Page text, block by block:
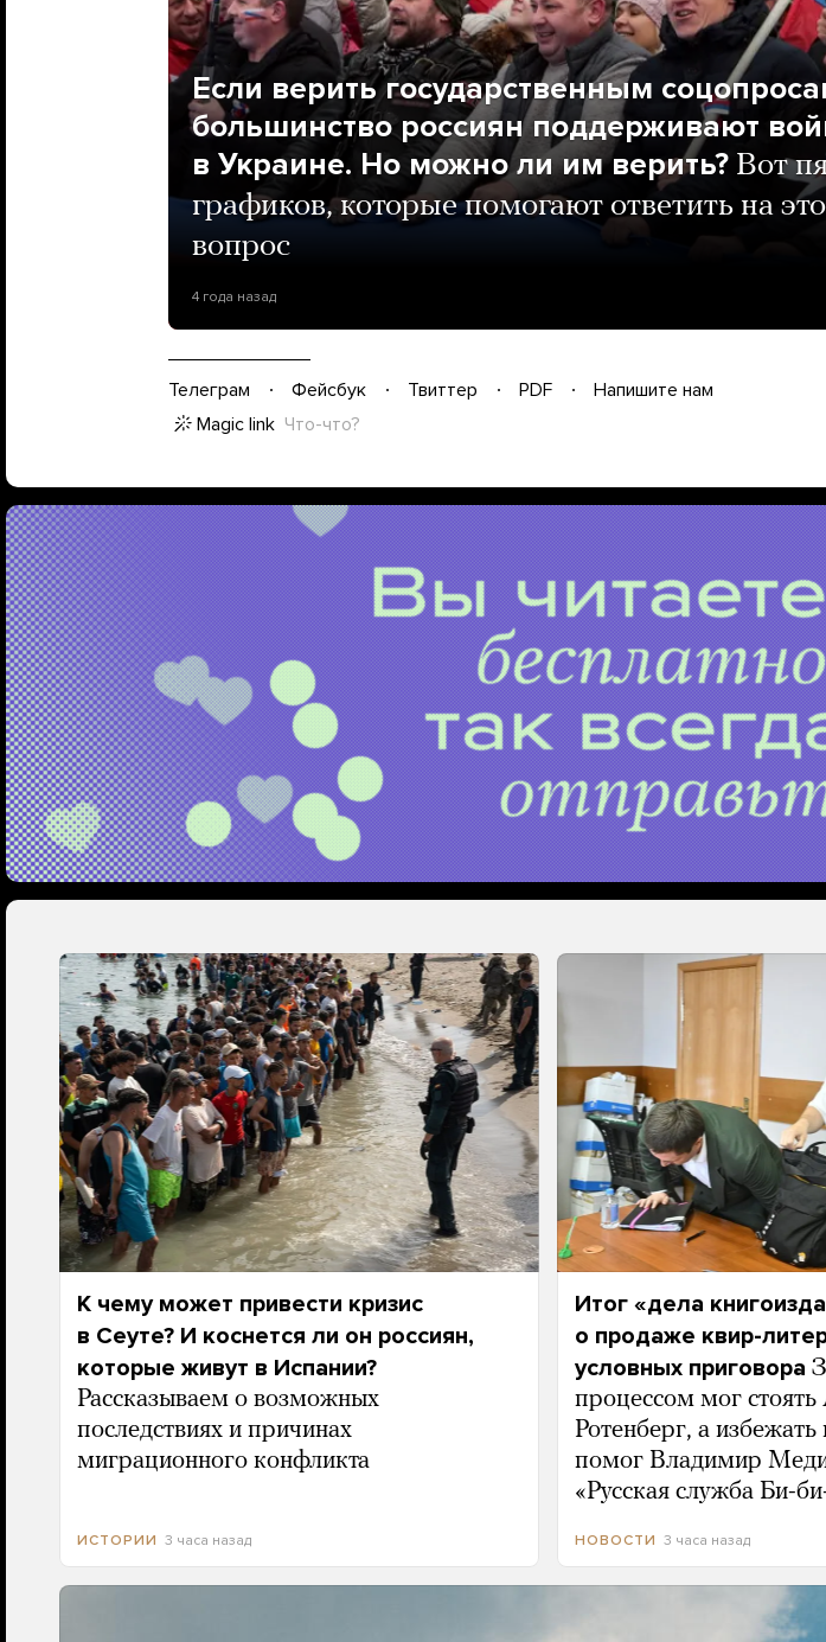
Если верить государственным
большинство россиян поддерживают
в Украине. Но можно ли им верить? Вот
графиков, которые помогают ответить на
вопрос
4 года назад
Телеграм Фейсбук Твиттер PDF
Напишите нам
Magic link Что-что?
К чему может привести кризис
в Сеуте? И коснется ли он россиян,
которые живут в Испании?
Рассказываем о возможных
последствиях и причинах
миграционного конфликта
ИСТОРИИ 3 часа назад
Итог «дела
о продаже квир-
условных приговора
процессом мог
Ротенберг, а
помог Владимир
«Русская служба Би-
НОВОСТИ 3 часа назад